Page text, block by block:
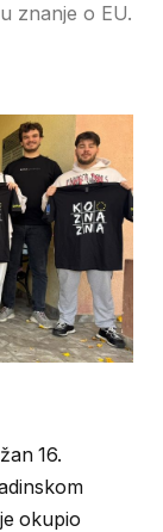
znanje o EU.
16.
okupio